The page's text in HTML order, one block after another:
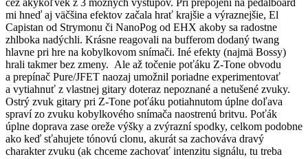
mi hneď aj väčšina efektov začala hrať krajšie a výraznejšie, El
Capistan od Strymonu či NanoPog od EHX akoby sa radostne
zhlboka nadýchli. Krásne reagovali na bufferom dodaný twang
hlavne pri hre na kobylkovom snímači. Iné efekty (najmä Bossy)
hrali takmer bez zmeny. Ale až točenie poťáku Z-Tone obvodu
a prepínač Pure/JFET naozaj umožnil poriadne experimentovať
a vytiahnuť z vlastnej gitary doteraz nepoznané a netušené zvuky.
Ostrý zvuk gitary pri Z-Tone poťáku potiahnutom úplne doľava
spraví zo zvuku kobylkového snímača naostrenú britvu. Poťák
úplne doprava zase oreže výšky a zvýrazní spodky, celkom podobne
ako keď sťahujete tónovú clonu, akurát sa zachováva dravý
charakter zvuku (ak chceme zachovať intenzitu signálu, tu treba